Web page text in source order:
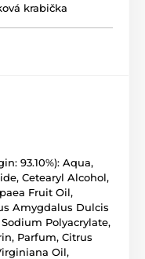
a pepře
cassis
krabička
93.10%): Aqua,
Cetearyl Alcohol,
Fruit Oil,
Amygdalus Dulcis
Polyacrylate,
Parfum, Citrus
Oil,